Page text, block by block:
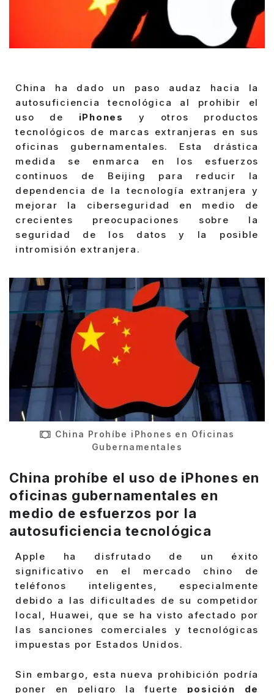
China ha dado un paso audaz hacia la
autosuficiencia tecnológica al prohibir el
uso de iPhones y otros productos
tecnológicos de marcas extranjeras en sus
oficinas gubernamentales. Esta drástica
medida se enmarca en los esfuerzos
continuos de Beijing para reducir la
dependencia de la tecnología extranjera y
mejorar la ciberseguridad en medio de
crecientes preocupaciones sobre la
seguridad de los datos y la posible
intromisión extranjera.
China Prohíbe iPhones en Oficinas
Gubernamentales
China prohíbe el uso de iPhones en
oficinas gubernamentales en
medio de esfuerzos por la
autosuficiencia tecnológica
Apple ha disfrutado de un éxito
significativo en el mercado chino de
teléfonos inteligentes, especialmente
debido a las dificultades de su competidor
local, Huawei, que se ha visto afectado por
las sanciones comerciales y tecnológicas
impuestas por Estados Unidos.
Sin embargo, esta nueva prohibición podría
poner en peligro la fuerte posición de